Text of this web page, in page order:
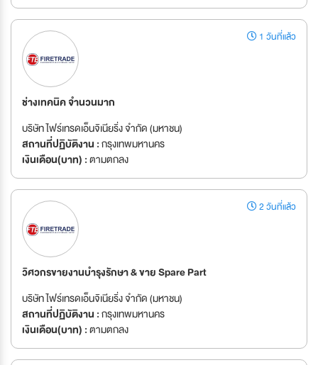
1 วันที่แล้ว
ช่างเทคนิค จำนวนมาก
บริษัท ไฟร์เทรดเอ็นจิเนียริ่ง จำกัด (มหาชน)
สถานที่ปฏิบัติงาน :กรุงเทพมหานคร
เงินเดือน(บาท) :ตามตกลง
2 วันที่แล้ว
วิศวกรขายงานบำรุงรักษา & ขาย Spare Part
บริษัท ไฟร์เทรดเอ็นจิเนียริ่ง จำกัด (มหาชน)
สถานที่ปฏิบัติงาน :กรุงเทพมหานคร
เงินเดือน(บาท) :ตามตกลง